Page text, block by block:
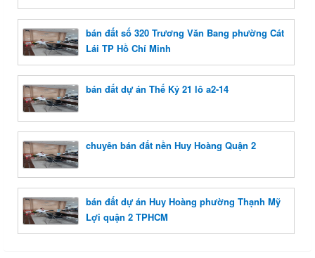
bán đất số 320 Trương Văn Bang phường Cát
Lái TP Hồ Chí Minh
bán đất dự án Thế Kỷ 21 lô a2-14
chuyên bán đất nền Huy Hoàng Quận 2
bán đất dự án Huy Hoàng phường Thạnh Mỹ
Lợi quận 2 TPHCM